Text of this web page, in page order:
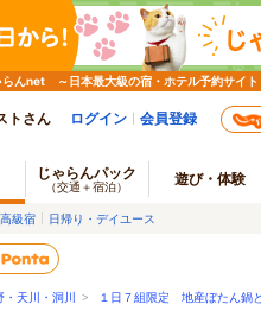
んnet ～日本最大級の宿・ホテル予約サイト
トさん ログイン 会員登録
じゃらんパック
（交通＋宿泊） 遊び・体験
高級宿 日帰り・デイユース
・天川・洞川 > １日７組限定 地産ぼたん